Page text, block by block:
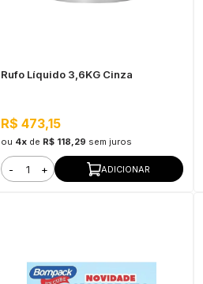
Rufo Líquido 3,6KG Cinza
R$ 473,15
ou 4x de R$ 118,29 sem juros
- + ADICIONAR